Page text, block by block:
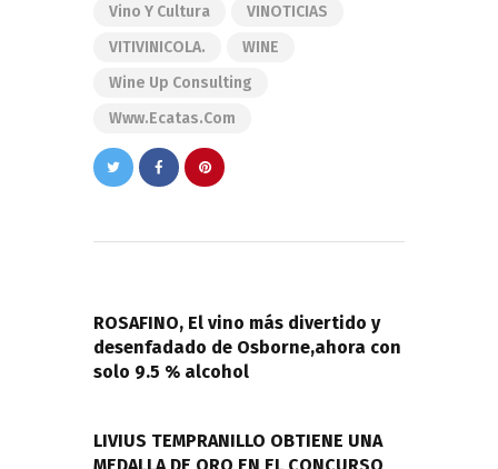
Vino Y Cultura
VINOTICIAS
VITIVINICOLA.
WINE
Wine Up Consulting
Www.ecatas.com
entradas
ROSAFINO, El vino más divertido y
desenfadado de Osborne,ahora con
solo 9.5 % alcohol
LIVIUS TEMPRANILLO OBTIENE UNA